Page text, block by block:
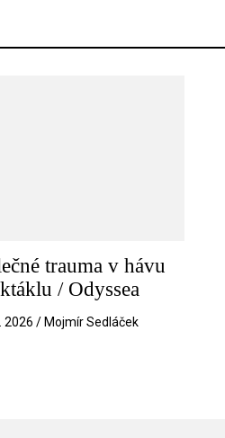
trauma v hávu
/ Odyssea
2026 / Mojmír Sedláček